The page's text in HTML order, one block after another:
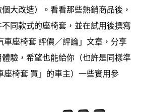
個大改造）。看看那些熱銷商品後，
同款式的座椅套，並在試用後撰寫
座椅套 評價／評論」文章，分享
驗，希望也能給你（也許是同樣準
椅套 買」的車主）一些實用參